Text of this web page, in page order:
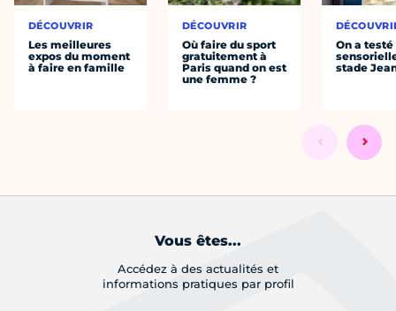
DÉCOUVRIR
Les meilleures
expos du moment
à faire en famille
DÉCOUVRIR
Où faire du sport
gratuitement à
Paris quand on est
une femme ?
On a
stade
Vous êtes...
Accédez à des actualités et
informations pratiques par profil